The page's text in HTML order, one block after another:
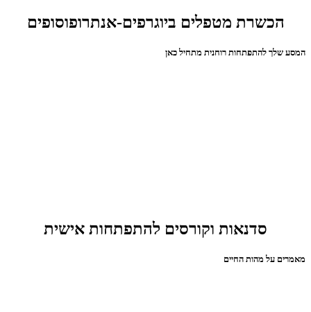
הכשרת מטפלים ביוגרפים-אנתרופוסופים
המסע שלך להתפתחות רוחנית מתחיל כאן
סדנאות וקורסים להתפתחות אישית
מאמרים על מהות החיים